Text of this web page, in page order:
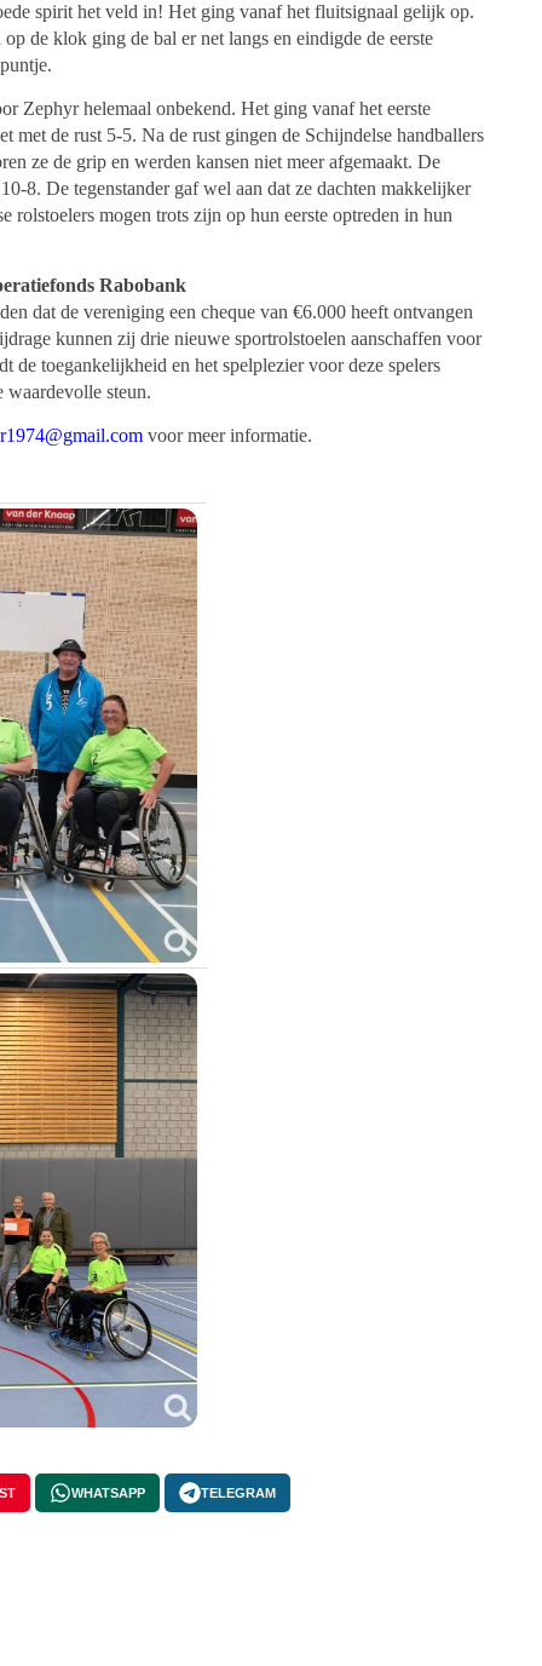
spirit het veld in! Het ging vanaf het fluitsignaal gelijk op.
de klok ging de bal er net langs en eindigde de eerste
Zephyr helemaal onbekend. Het ging vanaf het eerste
met de rust 5-5. Na de rust gingen de Schijndelse handballers
ze de grip en werden kansen niet meer afgemaakt. De
8. De tegenstander gaf wel aan dat ze dachten makkelijker
mogen trots zijn op hun eerste optreden in hun
Rabobank
dat de vereniging een cheque van €6.000 heeft ontvangen
kunnen zij drie nieuwe sportrolstoelen aanschaffen voor
de toegankelijkheid en het spelplezier voor deze spelers
steun.
voor meer informatie.
WHATSAPP TELEGRAM